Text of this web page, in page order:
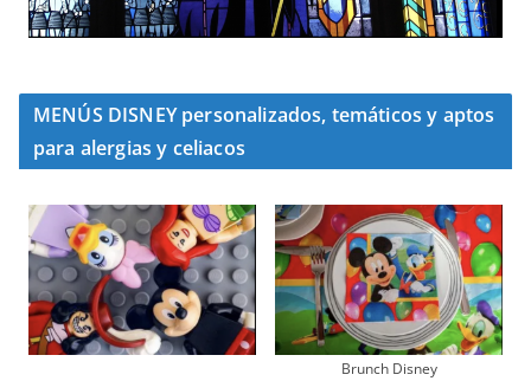
MENÚS DISNEY personalizados, temáticos y aptos
para alergias y celiacos
Brunch Disney